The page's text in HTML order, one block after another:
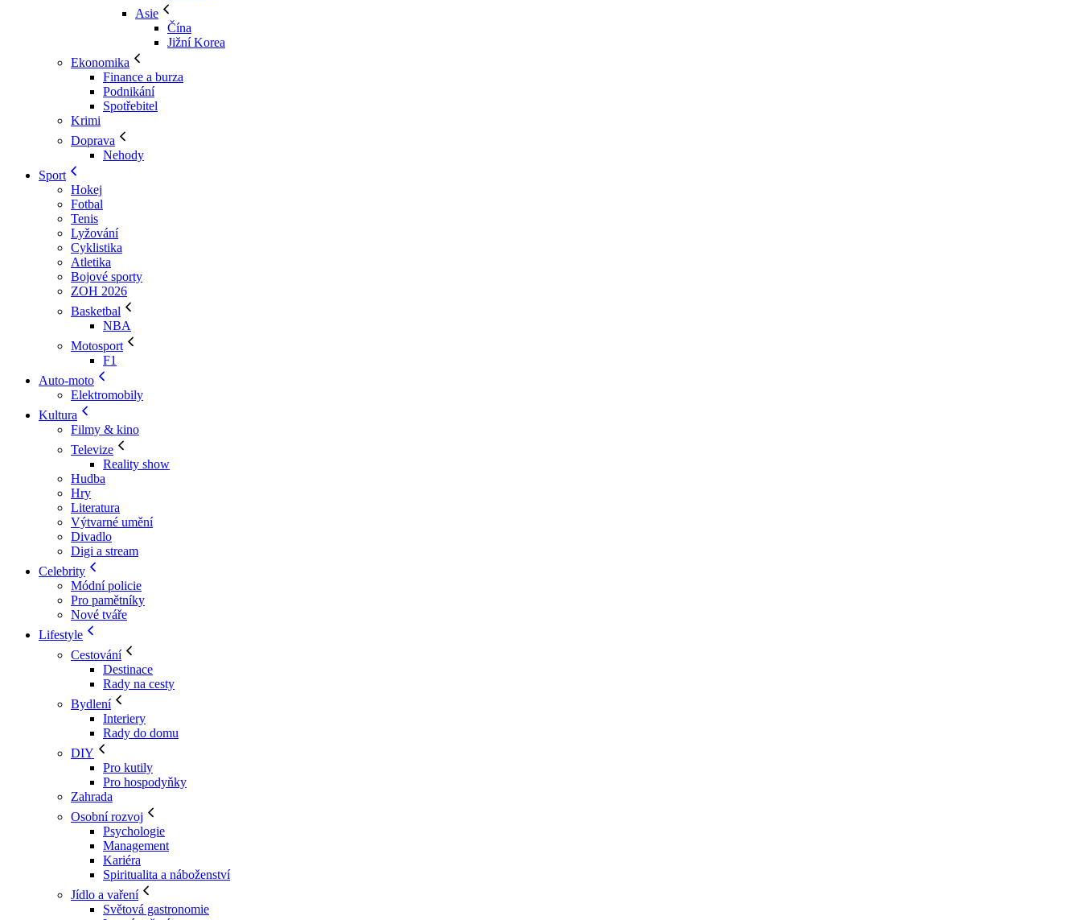
Asie
Čína
Jižní Korea
Ekonomika
Finance a burza
Podnikání
Spotřebitel
Krimi
Doprava
Nehody
Sport
Hokej
Fotbal
Tenis
Lyžování
Cyklistika
Atletika
Bojové sporty
ZOH 2026
Basketbal
NBA
Motosport
F1
Auto-moto
Elektromobily
Kultura
Filmy & kino
Televize
Reality show
Hudba
Hry
Literatura
Výtvarné umění
Divadlo
Digi a stream
Celebrity
Módní policie
Pro pamětníky
Nové tváře
Lifestyle
Cestování
Destinace
Rady na cesty
Bydlení
Interiery
Rady do domu
DIY
Pro kutily
Pro hospodyňky
Zahrada
Osobní rozvoj
Psychologie
Management
Kariéra
Spiritualita a náboženství
Jídlo a vaření
Světová gastronomie